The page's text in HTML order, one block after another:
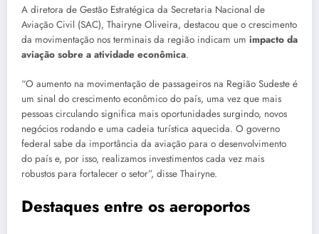
A diretora de Gestão Estratégica da Secretaria Nacional de
Aviação Civil (SAC), Thairyne Oliveira, destacou que o crescimento
da movimentação nos terminais da região indicam um impacto da
aviação sobre a atividade econômica.
“O aumento na movimentação de passageiros na Região Sudeste é
um sinal do crescimento econômico do país, uma vez que mais
pessoas circulando significa mais oportunidades surgindo, novos
negócios rodando e uma cadeia turística aquecida. O governo
federal sabe da importância da aviação para o desenvolvimento
do país e, por isso, realizamos investimentos cada vez mais
robustos para fortalecer o setor”, disse Thairyne.
Destaques entre os aeroportos